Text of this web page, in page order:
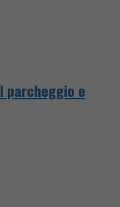
parcheggio e